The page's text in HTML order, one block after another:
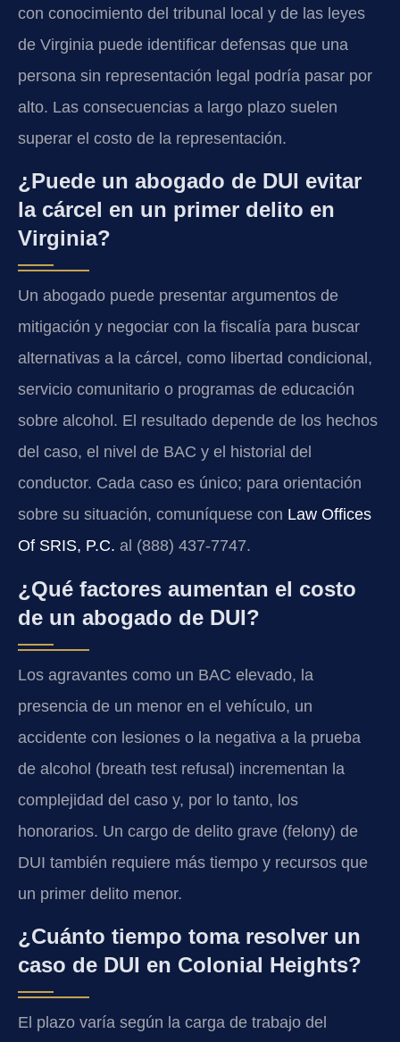
con conocimiento del tribunal local y de las leyes
de Virginia puede identificar defensas que una
persona sin representación legal podría pasar por
alto. Las consecuencias a largo plazo suelen
superar el costo de la representación.
¿Puede un abogado de DUI evitar
la cárcel en un primer delito en
Virginia?
Un abogado puede presentar argumentos de
mitigación y negociar con la fiscalía para buscar
alternativas a la cárcel, como libertad condicional,
servicio comunitario o programas de educación
sobre alcohol. El resultado depende de los hechos
del caso, el nivel de BAC y el historial del
conductor. Cada caso es único; para orientación
sobre su situación, comuníquese con Law Offices
Of SRIS, P.C. al (888) 437-7747.
¿Qué factores aumentan el costo
de un abogado de DUI?
Los agravantes como un BAC elevado, la
presencia de un menor en el vehículo, un
accidente con lesiones o la negativa a la prueba
de alcohol (breath test refusal) incrementan la
complejidad del caso y, por lo tanto, los
honorarios. Un cargo de delito grave (felony) de
DUI también requiere más tiempo y recursos que
un primer delito menor.
¿Cuánto tiempo toma resolver un
caso de DUI en Colonial Heights?
El plazo varía según la carga de trabajo del